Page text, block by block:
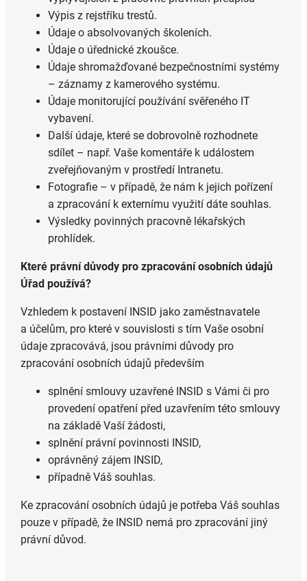
Výpis z rejstříku trestů.
Údaje o absolvovaných školeních.
Údaje o úřednické zkoušce.
Údaje shromažďované bezpečnostními systémy
– záznamy z kamerového systému.
Údaje monitorující používání svěřeného IT
vybavení.
Další údaje, které se dobrovolně rozhodnete
sdílet – např. Vaše komentáře k událostem
zveřejňovaným v prostředí Intranetu.
Fotografie – v případě, že nám k jejich pořízení
a zpracování k externímu využití dáte souhlas.
Výsledky povinných pracovně lékařských
prohlídek.
Které právní důvody pro zpracování osobních údajů
Úřad používá?
Vzhledem k postavení INSID jako zaměstnavatele
a účelům, pro které v souvislosti s tím Vaše osobní
údaje zpracovává, jsou právními důvody pro
zpracování osobních údajů především
splnění smlouvy uzavřené INSID s Vámi či pro
provedení opatření před uzavřením této smlouvy
na základě Vaší žádosti,
splnění právní povinnosti INSID,
oprávněný zájem INSID,
případně Váš souhlas.
Ke zpracování osobních údajů je potřeba Váš souhlas
pouze v případě, že INSID nemá pro zpracování jiný
právní důvod.